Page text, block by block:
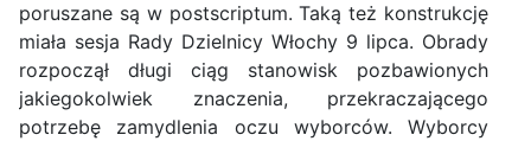
poruszane są w postscriptum. Taką też konstrukcję
miała sesja Rady Dzielnicy Włochy 9 lipca. Obrady
rozpoczął długi ciąg stanowisk pozbawionych
jakiegokolwiek znaczenia, przekraczającego
potrzebę zamydlenia oczu wyborców. Wyborcy